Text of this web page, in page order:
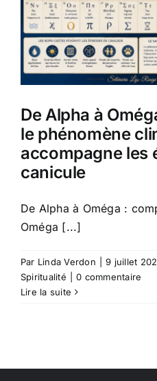
De Alpha à
le phénomène
accompagne les
canicule
De Alpha à Oméga :
Oméga [...]
Par Linda Verdon 9 juillet
Spiritualité
0 commentaire
Lire la suite